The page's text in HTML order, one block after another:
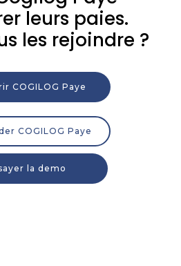
leurs paies.
les rejoindre ?
COGILOG Paye
COGILOG Paye
la demo